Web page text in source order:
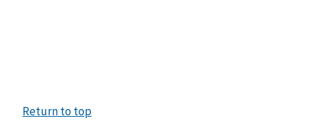
Return to top